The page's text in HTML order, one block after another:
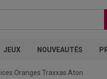
JEUX NOUVEAUTÉS
Oranges Traxxas Aton